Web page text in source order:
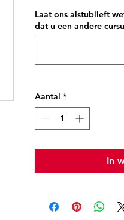
Laat ons alstublieft
dat u een andere
Aantal *
In